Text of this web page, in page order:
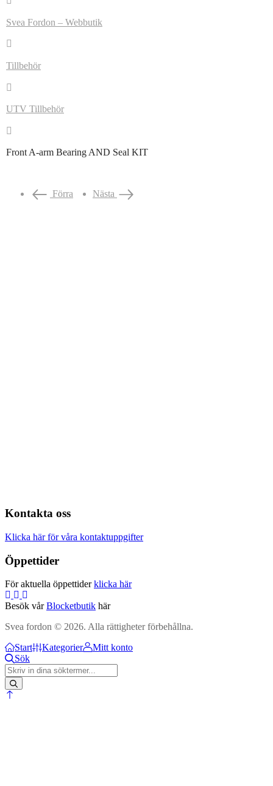
Svea Fordon – Webbutik
Tillbehör
UTV Tillbehör
Front A-arm Bearing AND Seal KIT
Förra Nästa
Kontakta oss
Klicka här för våra kontaktuppgifter
Öppettider
För aktuella öppettiderklicka här
Besök vårBlocketbutik här
Svea fordon © 2026. Alla rättigheter förbehållna.
Start
Kategorier
Mitt konto
Sök